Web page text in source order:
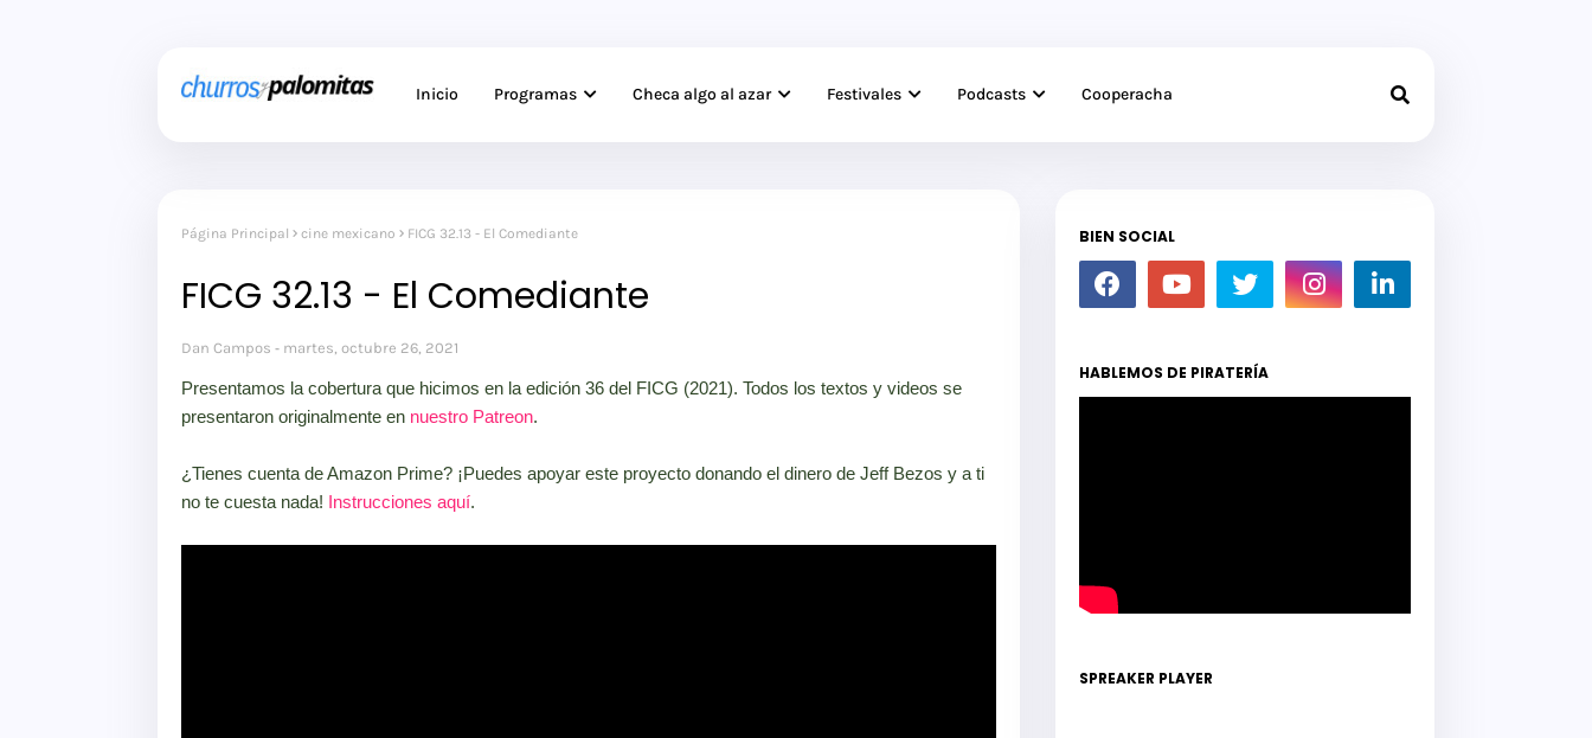
Inicio Programas Checa algo al azar Festivales Podcasts Cooperacha
Página Principal cine mexicano FICG 32.13 - El Comediante
FICG 32.13 - El Comediante
Dan Campos martes, octubre 26, 2021
Presentamos la cobertura que hicimos en la edición 36 del FICG (2021). Todos los textos y videos se
presentaron originalmente en nuestro Patreon.
¿Tienes cuenta de Amazon Prime? ¡Puedes apoyar este proyecto donando el dinero de Jeff Bezos y a ti
no te cuesta nada! Instrucciones aquí.
BIEN SOCIAL
HABLEMOS DE PIRATERÍA
SPREAKER PLAYER